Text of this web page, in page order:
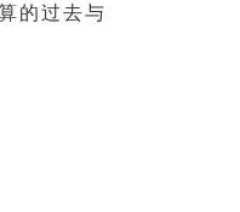
的过去与